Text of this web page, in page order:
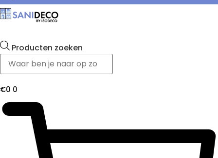
Producten zoeken
€0 0